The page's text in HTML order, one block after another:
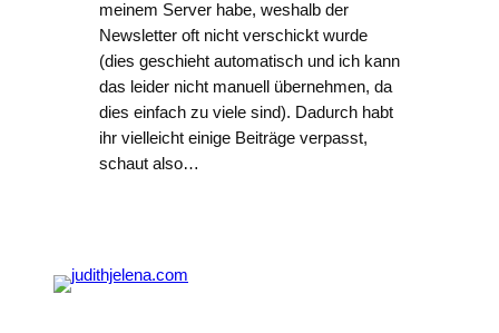
meinem Server habe, weshalb der
Newsletter oft nicht verschickt wurde
(dies geschieht automatisch und ich kann
das leider nicht manuell übernehmen, da
dies einfach zu viele sind). Dadurch habt
ihr vielleicht einige Beiträge verpasst,
schaut also…